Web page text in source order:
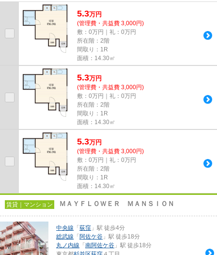
しております！最新の情報は...
5.3万円
(管理費・共益費 3,000円)
敷：0万円｜礼：0万円
所在階：2階
間取り：1R
面積：14.30㎡
5.3万円
(管理費・共益費 3,000円)
敷：0万円｜礼：0万円
所在階：2階
間取り：1R
面積：14.30㎡
5.3万円
(管理費・共益費 3,000円)
敷：0万円｜礼：0万円
所在階：2階
間取り：1R
面積：14.30㎡
賃貸｜マンション ＭＡＹＦＬＯＷＥＲ ＭＡＮＳＩＯＮ
中央線 「 荻窪 」駅 徒歩4分
総武線 「 阿佐ケ谷 」駅 徒歩18分
丸ノ内線 「 南阿佐ケ谷 」駅 徒歩18分